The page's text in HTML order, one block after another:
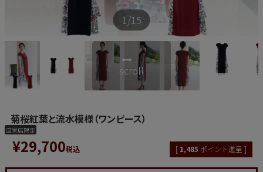
レーベルから探す
1 /15
scroll
菊桜紅葉と流水模様（ワンピース）
直営店限定
¥29,700税込 [ 1,485 ポイント進呈 ]